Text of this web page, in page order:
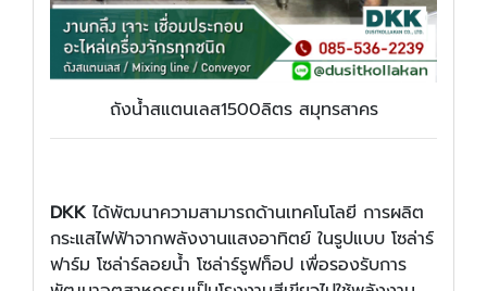
ถังน้ำสแตนเลส1500ลิตร สมุทรสาคร
DKK ได้พัฒนาความสามารถด้านเทคโนโลยี การผลิต
กระแสไฟฟ้าจากพลังงานแสงอาทิตย์ ในรูปแบบ โซล่าร์
ฟาร์ม โซล่าร์ลอยน้ำ โซล่าร์รูฟท็อป เพื่อรองรับการ